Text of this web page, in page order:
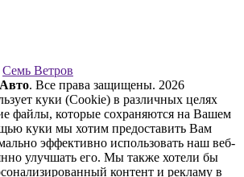
Семь Ветров
. Все права защищены. 2026
куки (Cookie) в различных целях
файлы, которые сохраняются на Вашем
куки мы хотим предоставить Вам
эффективно использовать наш веб-
улучшать его. Мы также хотели бы
контент и рекламу в